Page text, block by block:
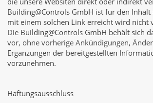
Building@Controls GmbH ist für den Inhalt
mit einem solchen Link erreicht wird nicht
Die Building@Controls GmbH behält sich
vor, ohne vorherige Ankündigungen,
Ergänzungen der bereitgestellten
vorzunehmen.
Haftungsausschluss